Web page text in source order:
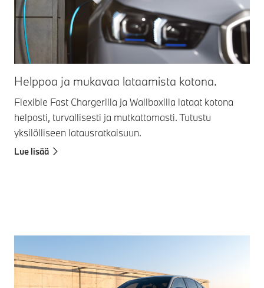
Helppoa ja mukavaa lataamista kotona.
Flexible Fast Chargerilla ja Wallboxilla lataat kotona
helposti, turvallisesti ja mutkattomasti. Tutustu
yksilölliseen latausratkaisuun.
Lue lisää